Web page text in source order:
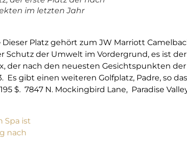
im letzten Jahr
Dieser Platz gehört zum JW Marriott
Schutz der Umwelt im Vordergrund, es ist
der nach den neuesten Gesichtspunkten
Es gibt einen weiteren Golfplatz, Padre, so
$. 7847 N. Mockingbird Lane, Paradise